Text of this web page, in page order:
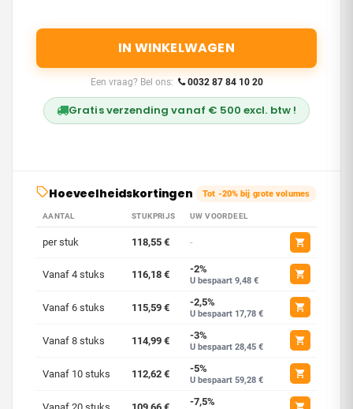
IN WINKELWAGEN
Een vraag? Bel ons: 0032 87 84 10 20
Gratis verzending vanaf € 500 excl. btw !
Hoeveelheidskortingen Tot -20% bij grote volumes
AANTAL STUKPRIJS UW VOORDEEL
per stuk 118,55 € -
Vanaf 4 stuks 116,18 € -2%
U bespaart 9,48 €
Vanaf 6 stuks 115,59 € -2,5%
U bespaart 17,78 €
Vanaf 8 stuks 114,99 € -3%
U bespaart 28,45 €
Vanaf 10 stuks 112,62 € -5%
U bespaart 59,28 €
-7,5%